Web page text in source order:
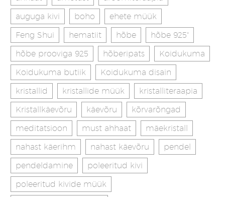
auguga kivi
boho
ehete müük
Feng Shui
hematiit hõbe
hõbe 925"
hõbe prooviga 925
hõberipats
Koidukuma
Koidukuma butiik
Koidukuma disain
kristallid
kristallide müük
kristalliteraapia
Kristallkäevõru
käevõru
kõrvarõngad
meditatsioon
must ahhaat
mäekristall
nahast käerihm
nahast käevõru
pendel
pendeldamine
poleeritud kivi
poleeritud kivide müük